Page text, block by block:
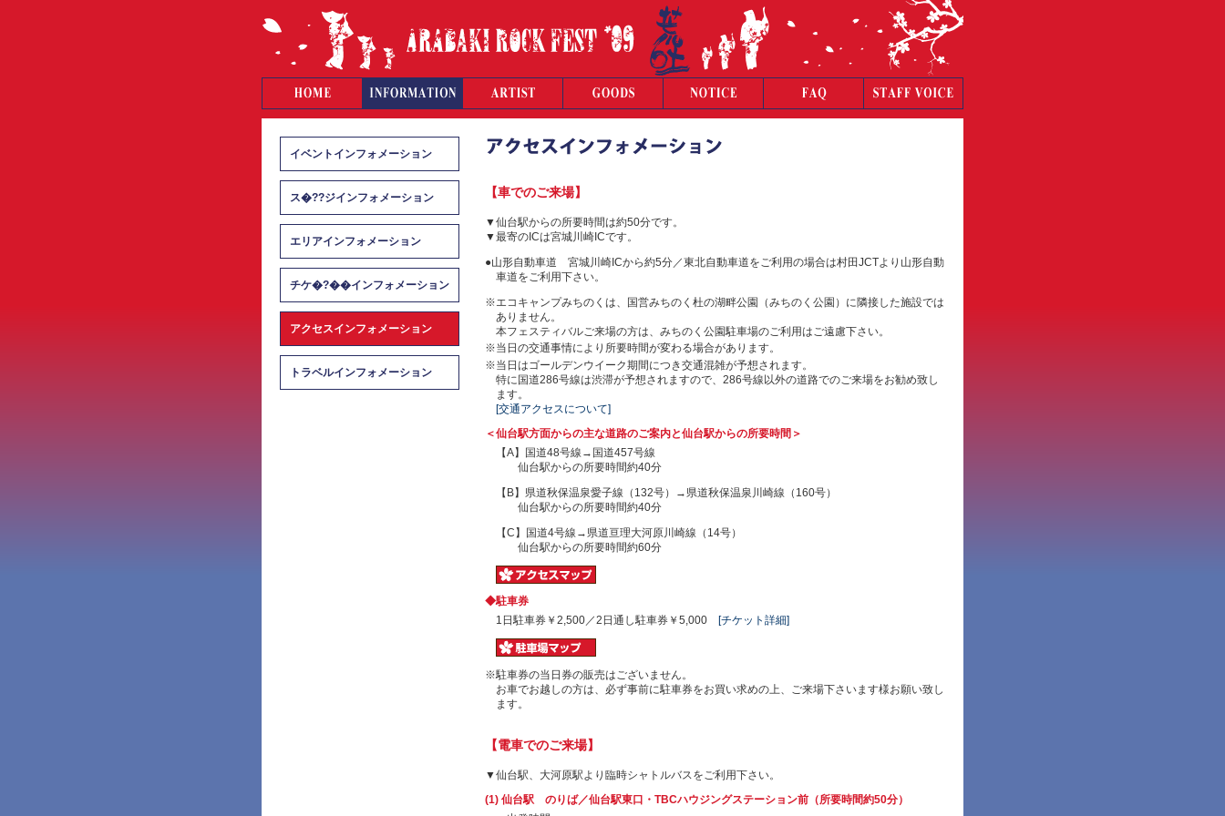
イベントインフォメーション
ス�??ジインフォメーション
エリアインフォメーション
チケ�?��インフォメーション
アクセスインフォメーション
トラベルインフォメーション
【車でのご来場】
▼仙台駅からの所要時間は約50分です。
▼最寄のICは宮城川崎ICです。
●山形自動車道 宮城川崎ICから約5分／東北自動車道をご利用の場合は村田JCTより山形自動
車道をご利用下さい。
※エコキャンプみちのくは、国営みちのく杜の湖畔公園（みちのく公園）に隣接した施設では
ありません。
本フェスティバルご来場の方は、みちのく公園駐車場のご利用はご遠慮下さい。
※当日の交通事情により所要時間が変わる場合があります。
※当日はゴールデンウイーク期間につき交通混雑が予想されます。
特に国道286号線は渋滞が予想されますので、286号線以外の道路でのご来場をお勧め致し
ます。
[交通アクセスについて]
＜仙台駅方面からの主な道路のご案内と仙台駅からの所要時間＞
【A】国道48号線→国道457号線
仙台駅からの所要時間約40分
【B】県道秋保温泉愛子線（132号）→県道秋保温泉川崎線（160号）
仙台駅からの所要時間約40分
【C】国道4号線→県道亘理大河原川崎線（14号）
仙台駅からの所要時間約60分
◆駐車券
1日駐車券￥2,500／2日通し駐車券￥5,000 [チケット詳細]
※駐車券の当日券の販売はございません。
お車でお越しの方は、必ず事前に駐車券をお買い求めの上、ご来場下さいます様お願い致し
ます。
【電車でのご来場】
▼仙台駅、大河原駅より臨時シャトルバスをご利用下さい。
(1) 仙台駅 のりば／仙台駅東口・TBCハウジングステーション前（所要時間約50分）